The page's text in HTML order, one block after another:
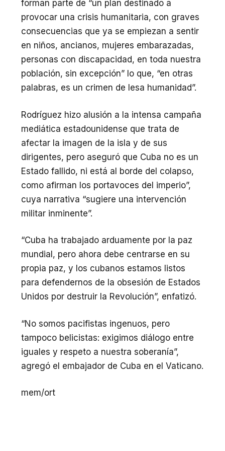
forman parte de “un plan destinado a
provocar una crisis humanitaria, con graves
consecuencias que ya se empiezan a sentir
en niños, ancianos, mujeres embarazadas,
personas con discapacidad, en toda nuestra
población, sin excepción” lo que, “en otras
palabras, es un crimen de lesa humanidad”.
Rodríguez hizo alusión a la intensa campaña
mediática estadounidense que trata de
afectar la imagen de la isla y de sus
dirigentes, pero aseguró que Cuba no es un
Estado fallido, ni está al borde del colapso,
como afirman los portavoces del imperio”,
cuya narrativa “sugiere una intervención
militar inminente”.
“Cuba ha trabajado arduamente por la paz
mundial, pero ahora debe centrarse en su
propia paz, y los cubanos estamos listos
para defendernos de la obsesión de Estados
Unidos por destruir la Revolución”, enfatizó.
“No somos pacifistas ingenuos, pero
tampoco belicistas: exigimos diálogo entre
iguales y respeto a nuestra soberanía”,
agregó el embajador de Cuba en el Vaticano.
mem/ort